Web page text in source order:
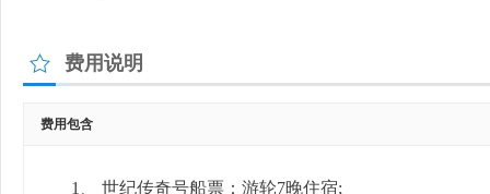
费用说明
费用包含
1、 世纪传奇号船票：游轮7晚住宿;